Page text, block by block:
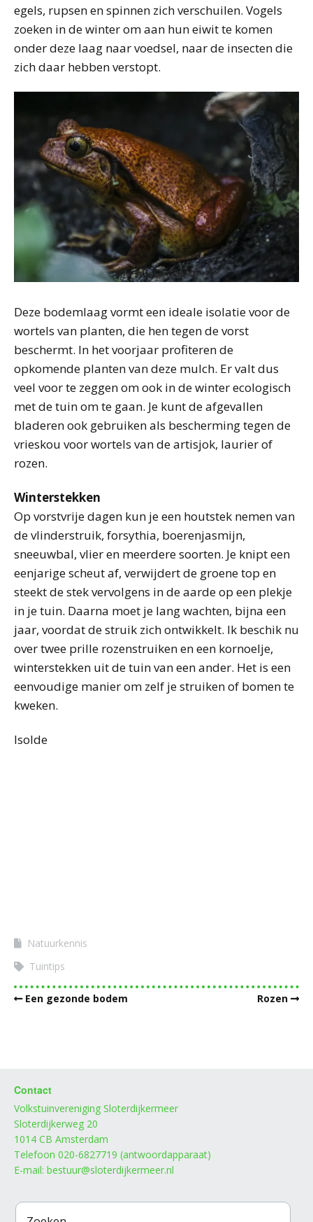
egels, rupsen en spinnen zich verschuilen. Vogels
zoeken in de winter om aan hun eiwit te komen
onder deze laag naar voedsel, naar de insecten die
zich daar hebben verstopt.
Deze bodemlaag vormt een ideale isolatie voor de
wortels van planten, die hen tegen de vorst
beschermt. In het voorjaar profiteren de
opkomende planten van deze mulch. Er valt dus
veel voor te zeggen om ook in de winter ecologisch
met de tuin om te gaan. Je kunt de afgevallen
bladeren ook gebruiken als bescherming tegen de
vrieskou voor wortels van de artisjok, laurier of
rozen.
Winterstekken
Op vorstvrije dagen kun je een houtstek nemen van
de vlinderstruik, forsythia, boerenjasmijn,
sneeuwbal, vlier en meerdere soorten. Je knipt een
eenjarige scheut af, verwijdert de groene top en
steekt de stek vervolgens in de aarde op een plekje
in je tuin. Daarna moet je lang wachten, bijna een
jaar, voordat de struik zich ontwikkelt. Ik beschik nu
over twee prille rozenstruiken en een kornoelje,
winterstekken uit de tuin van een ander. Het is een
eenvoudige manier om zelf je struiken of bomen te
kweken.
Isolde
Natuurkennis
Tuintips
Een gezonde bodem Rozen
Contact
Volkstuinvereniging Sloterdijkermeer
Sloterdijkerweg 20
1014 CB Amsterdam
Telefoon 020-6827719 (antwoordapparaat)
E-mail: bestuur@sloterdijkermeer.nl